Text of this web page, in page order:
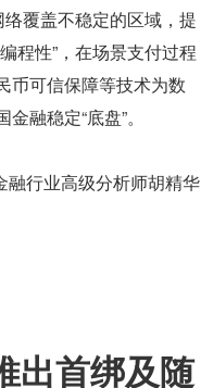
覆盖不稳定的区域，提
程性”，在场景支付过程
币可信保障等技术为数
融稳定“底盘”。
行业高级分析师胡精华
出首绑及随